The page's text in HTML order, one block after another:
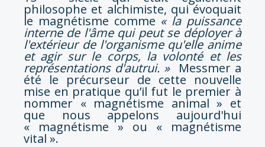
philosophe et alchimiste, qui évoquait
le magnétisme comme « la puissance
interne de l'âme qui peut se déployer à
l'extérieur de l'organisme qu'elle anime
et agir sur le corps, la volonté et les
représentations d'autrui. » Messmer a
été le précurseur de cette nouvelle
mise en pratique qu’il fut le premier à
nommer « magnétisme animal » et
que nous appelons aujourd'hui
« magnétisme » ou « magnétisme
vital ».